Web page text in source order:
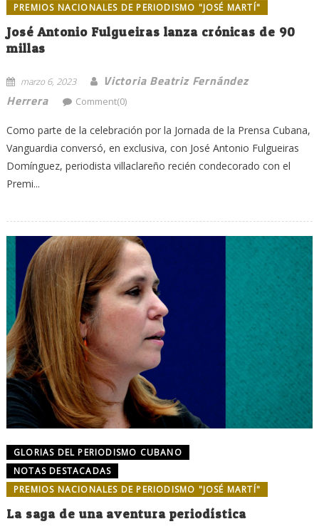
PREMIOS NACIONALES DE PERIODISMO "JOSÉ MARTÍ"
José Antonio Fulgueiras lanza crónicas de 90
millas
marzo 6, 2023
Victoria Beatriz Fernández
Herrera
Comment(0)
Como parte de la celebración por la Jornada de la Prensa Cubana,
Vanguardia conversó, en exclusiva, con José Antonio Fulgueiras
Domínguez, periodista villaclareño recién condecorado con el
Premi...
GLORIAS DEL PERIODISMO CUBANO
NOTAS DESTACADAS
PREMIOS NACIONALES DE PERIODISMO "JOSÉ MARTÍ"
La saga de una aventura periodística